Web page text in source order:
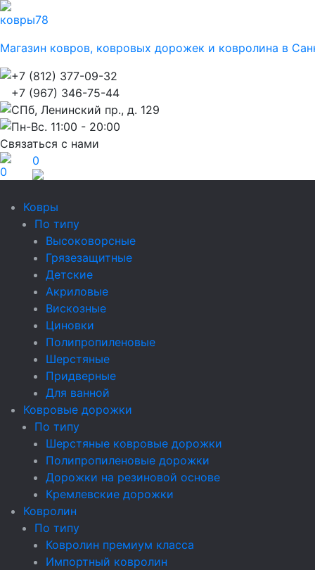
ковры78
Магазин ковров, ковровых дорожек и ковролина в
+7 (812) 377-09-32
+7 (967) 346-75-44
СПб, Ленинский пр., д. 129
Пн-Вс. 11:00 - 20:00
Связаться с нами
0
0
Ковры
По типу
Высоковорсные
Грязезащитные
Детские
Акриловые
Вискозные
Циновки
Полипропиленовые
Шерстяные
Придверные
Для ванной
Ковровые дорожки
По типу
Шерстяные ковровые дорожки
Полипропиленовые дорожки
Дорожки на резиновой основе
Кремлевские дорожки
Ковролин
По типу
Ковролин премиум класса
Импортный ковролин